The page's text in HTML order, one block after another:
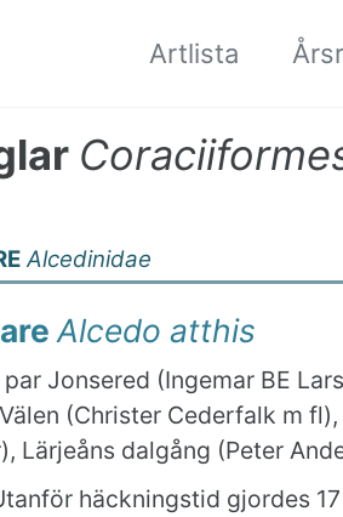
Artlista
Alcedinidae
Alcedo atthis
par Jonsered (Ingemar BE
Välen (Christer Cederfalk m
Lärjeåns dalgång (Peter
häckningstid gjordes